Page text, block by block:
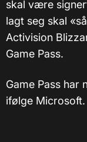
skal være
lagt seg skal
Activision
Game Pass.
Game Pass har
ifølge Microsoft.​